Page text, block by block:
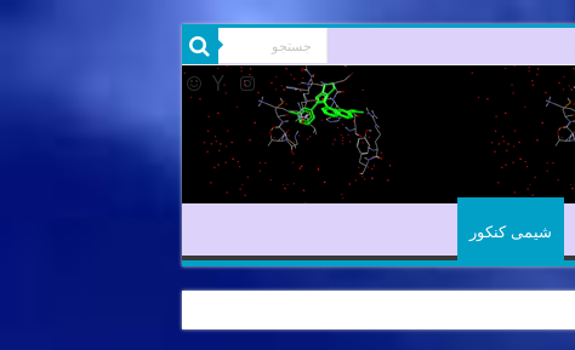
شیمی کنکور